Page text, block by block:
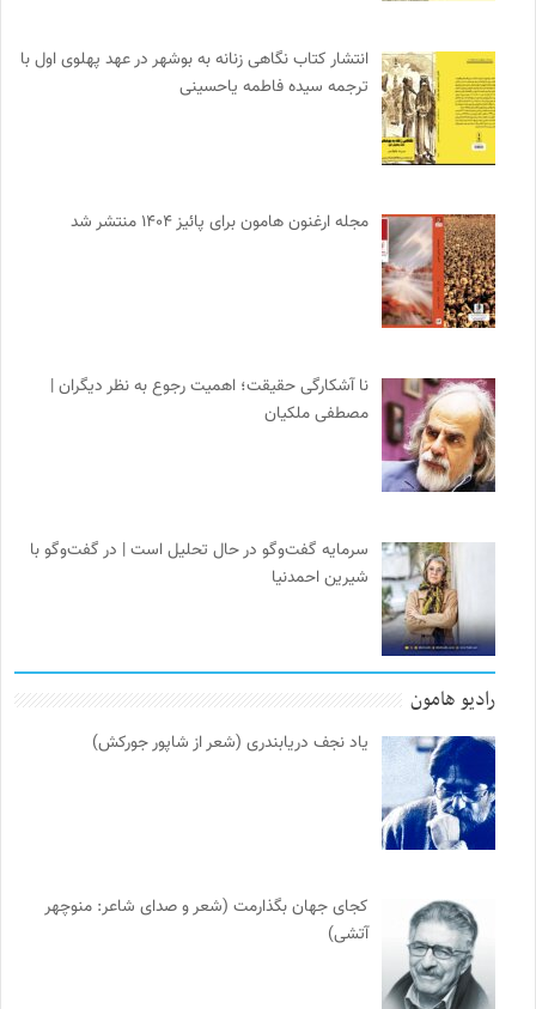
انتشار کتاب نگاهی زنانه به بوشهر در عهد پهلوی اول با
ترجمه سیده فاطمه یاحسینی
مجله ارغنون هامون برای پائیز ۱۴۰۴ منتشر شد
نا آشکارگی حقیقت؛ اهمیت رجوع به نظر دیگران |
مصطفی ملکیان
سرمایه گفت‌وگو در حال تحلیل است | در گفت‌وگو با
شیرین احمدنیا
رادیو هامون
یاد نجف دریابندری (شعر از شاپور جورکش)
کجای جهان بگذارمت (شعر و صدای شاعر: منوچهر
آتشی)